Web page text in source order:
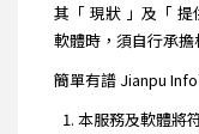
其「 現狀 」及「
軟體時，須自行承擔
簡單有譜 Jianpu
本服務及軟體將